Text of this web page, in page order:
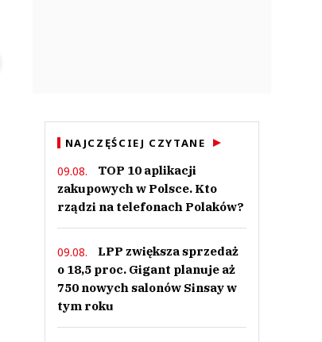
NAJCZĘŚCIEJ CZYTANE
09.08.
TOP 10 aplikacji
zakupowych w Polsce. Kto
rządzi na telefonach Polaków?
09.08.
LPP zwiększa sprzedaż
o 18,5 proc. Gigant planuje aż
750 nowych salonów Sinsay w
tym roku